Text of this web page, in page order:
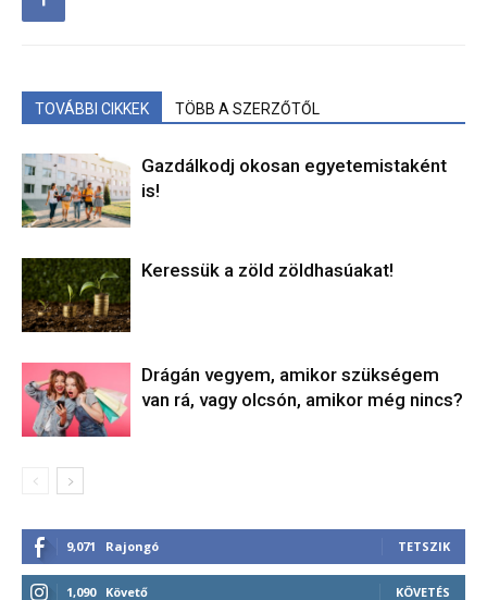
TOVÁBBI CIKKEK TÖBB A SZERZŐTŐL
Gazdálkodj okosan egyetemistaként
is!
Keressük a zöld zöldhasúakat!
Drágán vegyem, amikor szükségem
van rá, vagy olcsón, amikor még nincs?
9,071 Rajongó TETSZIK
1,090 Követő KÖVETÉS